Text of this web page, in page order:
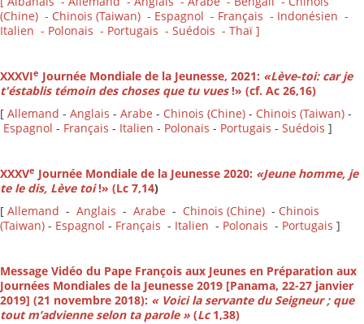
(Chine) - Chinois (Taiwan) - Espagnol - Français - Indonésien -
Italien - Polonais - Portugais - Suédois - Thaï ]
XXXVIe Journée Mondiale de la Jeunesse, 2021: «Lève-toi: car je
t'éstablis témoin des choses que tu vues!» (cf. Ac 26,16)
[ Allemand - Anglais - Arabe - Chinois (Chine) - Chinois (Taiwan) -
Espagnol - Français - Italien - Polonais - Portugais - Suédois ]
XXXVe Journée Mondiale de la Jeunesse 2020: «Jeune homme, je
te le dis, Lève toi!» (Lc 7,14)
[ Allemand - Anglais - Arabe - Chinois (Chine) - Chinois
(Taiwan) - Espagnol - Français - Italien - Polonais - Portugais ]
Message Vidéo du Pape François aux Jeunes en Préparation aux
Journées Mondiales de la Jeunesse 2019 [Panama, 22-27 janvier
2019] (21 novembre 2018): « Voici la servante du Seigneur ; que
tout m’advienne selon ta parole » (Lc1,38)